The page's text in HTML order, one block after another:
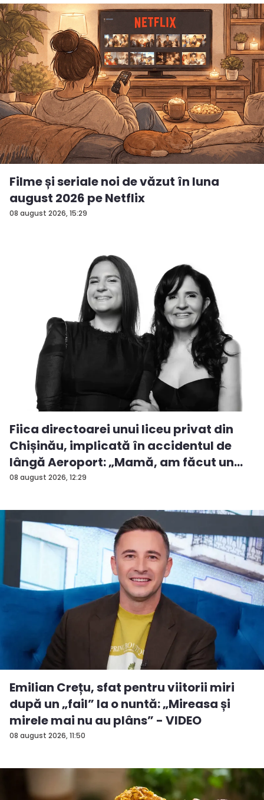
08 august 2026, 15:29
Filme și seriale noi de văzut în luna
august 2026 pe Netflix
08 august 2026, 12:29
Fiica directoarei unui liceu privat din
Chișinău, implicată în accidentul de
lângă Aeroport: „Mamă, am făcut un
ac...
08 august 2026, 11:50
Emilian Crețu, sfat pentru viitorii miri
după un „fail” la o nuntă: „Mireasa și
mirele mai nu au plâns” - VIDEO